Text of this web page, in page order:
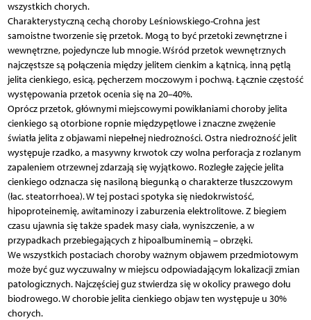
wszystkich chorych.
Charakterystyczną cechą choroby Leśniowskiego-Crohna jest
samoistne tworzenie się przetok. Mogą to być przetoki zewnętrzne i
wewnętrzne, pojedyncze lub mnogie. Wśród przetok wewnętrznych
najczęstsze są połączenia między jelitem cienkim a kątnicą, inną pętlą
jelita cienkiego, esicą, pęcherzem moczowym i pochwą. Łącznie częstość
występowania przetok ocenia się na 20–40%.
Oprócz przetok, głównymi miejscowymi powikłaniami choroby jelita
cienkiego są otorbione ropnie międzypętlowe i znaczne zwężenie
światła jelita z objawami niepełnej niedrożności. Ostra niedrożność jelit
występuje rzadko, a masywny krwotok czy wolna perforacja z rozlanym
zapaleniem otrzewnej zdarzają się wyjątkowo. Rozległe zajęcie jelita
cienkiego odznacza się nasiloną biegunką o charakterze tłuszczowym
(łac. steatorrhoea). W tej postaci spotyka się niedokrwistość,
hipoproteinemię, awitaminozy i zaburzenia elektrolitowe. Z biegiem
czasu ujawnia się także spadek masy ciała, wyniszczenie, a w
przypadkach przebiegających z hipoalbuminemią – obrzęki.
We wszystkich postaciach choroby ważnym objawem przedmiotowym
może być guz wyczuwalny w miejscu odpowiadającym lokalizacji zmian
patologicznych. Najczęściej guz stwierdza się w okolicy prawego dołu
biodrowego. W chorobie jelita cienkiego objaw ten występuje u 30%
chorych.